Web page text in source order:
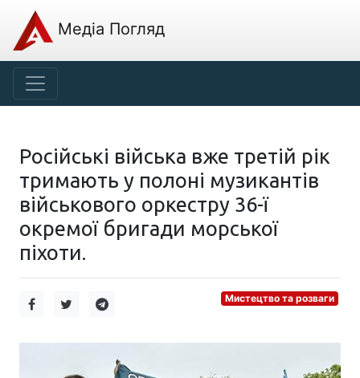
Медіа Погляд
Російські війська вже третій рік
тримають у полоні музикантів
військового оркестру 36-ї
окремої бригади морської
піхоти.
Мистецтво та розваги